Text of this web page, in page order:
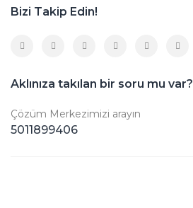
Bizi Takip Edin!
Aklınıza takılan bir soru mu var?
Çözüm Merkezimizi arayın
5011899406